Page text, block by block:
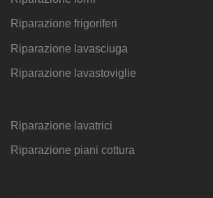
Riparazione frigoriferi
Riparazione lavasciuga
Riparazione lavastoviglie
Riparazione lavatrici
Riparazione piani cottura